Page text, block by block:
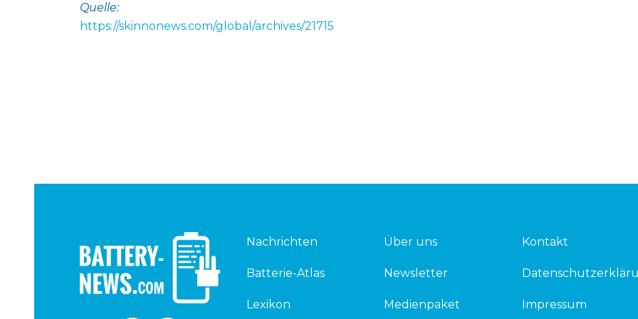
Quelle:
https://skinnonews.com/global/archives/21715
Nachrichten
Batterie-Atlas
Lexikon
Über uns
Newsletter
Medienpaket
Kontakt
Impressum